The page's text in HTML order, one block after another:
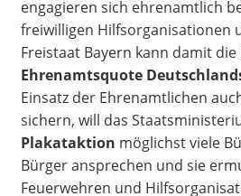
engagieren sich ehrenamtlich
freiwilligen Hilfsorganisationen
Freistaat Bayern kann damit die
Ehrenamtsquote
Einsatz der Ehrenamtlichen
sichern, will das
Plakataktion möglichst viele
Bürger ansprechen und sie
Feuerwehren und